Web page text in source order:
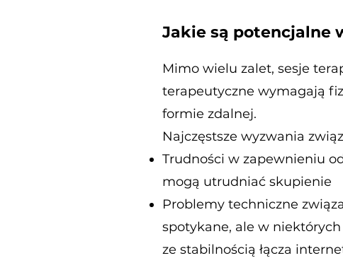
Jakie są potencjalne
Mimo wielu zalet, sesje
terapeutyczne wymagają
formie zdalnej.
Najczęstsze wyzwania
Trudności w zapewnieniu
mogą utrudniać skupienie
Problemy techniczne
spotykane, ale w
ze stabilnością łącza